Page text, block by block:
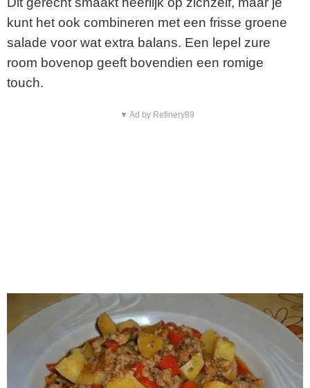
kunt het ook combineren met een frisse groene
salade voor wat extra balans. Een lepel zure
room bovenop geeft bovendien een romige
touch.
▼ Ad by Refinery89